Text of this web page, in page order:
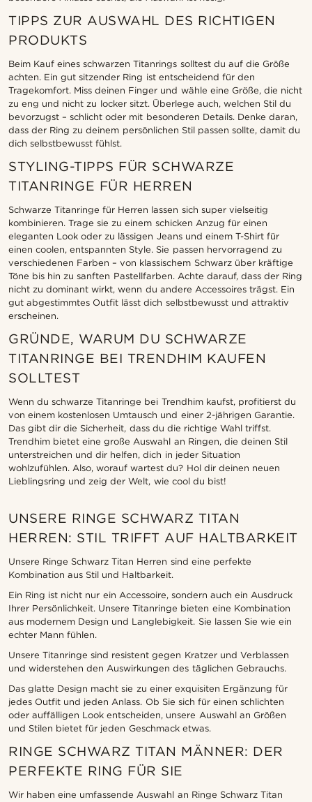
TIPPS ZUR AUSWAHL DES RICHTIGEN
PRODUKTS
Beim Kauf eines schwarzen Titanrings solltest du auf die Größe
achten. Ein gut sitzender Ring ist entscheidend für den
Tragekomfort. Miss deinen Finger und wähle eine Größe, die nicht
zu eng und nicht zu locker sitzt. Überlege auch, welchen Stil du
bevorzugst – schlicht oder mit besonderen Details. Denke daran,
dass der Ring zu deinem persönlichen Stil passen sollte, damit du
dich selbstbewusst fühlst.
STYLING-TIPPS FÜR SCHWARZE
TITANRINGE FÜR HERREN
Schwarze Titanringe für Herren lassen sich super vielseitig
kombinieren. Trage sie zu einem schicken Anzug für einen
eleganten Look oder zu lässigen Jeans und einem T-Shirt für
einen coolen, entspannten Style. Sie passen hervorragend zu
verschiedenen Farben – von klassischem Schwarz über kräftige
Töne bis hin zu sanften Pastellfarben. Achte darauf, dass der Ring
nicht zu dominant wirkt, wenn du andere Accessoires trägst. Ein
gut abgestimmtes Outfit lässt dich selbstbewusst und attraktiv
erscheinen.
GRÜNDE, WARUM DU SCHWARZE
TITANRINGE BEI TRENDHIM KAUFEN
SOLLTEST
Wenn du schwarze Titanringe bei Trendhim kaufst, profitierst du
von einem kostenlosen Umtausch und einer 2-jährigen Garantie.
Das gibt dir die Sicherheit, dass du die richtige Wahl triffst.
Trendhim bietet eine große Auswahl an Ringen, die deinen Stil
unterstreichen und dir helfen, dich in jeder Situation
wohlzufühlen. Also, worauf wartest du? Hol dir deinen neuen
Lieblingsring und zeig der Welt, wie cool du bist!
UNSERE RINGE SCHWARZ TITAN
HERREN: STIL TRIFFT AUF HALTBARKEIT
Unsere Ringe Schwarz Titan Herren sind eine perfekte
Kombination aus Stil und Haltbarkeit.
Ein Ring ist nicht nur ein Accessoire, sondern auch ein Ausdruck
Ihrer Persönlichkeit. Unsere Titanringe bieten eine Kombination
aus modernem Design und Langlebigkeit. Sie lassen Sie wie ein
echter Mann fühlen.
Unsere Titanringe sind resistent gegen Kratzer und Verblassen
und widerstehen den Auswirkungen des täglichen Gebrauchs.
Das glatte Design macht sie zu einer exquisiten Ergänzung für
jedes Outfit und jeden Anlass. Ob Sie sich für einen schlichten
oder auffälligen Look entscheiden, unsere Auswahl an Größen
und Stilen bietet für jeden Geschmack etwas.
RINGE SCHWARZ TITAN MÄNNER: DER
PERFEKTE RING FÜR SIE
Wir haben eine umfassende Auswahl an Ringe Schwarz Titan